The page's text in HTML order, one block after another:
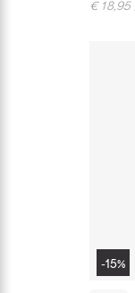
€ 18,95
-15%